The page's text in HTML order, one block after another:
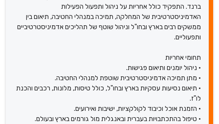
ברנד. התפקיד כולל אחריות על ניהול ותפעול הפעילות
האדמיניסטרטיבית של המחלקה, תמיכה במנהלי החטיבה, תיאום בין
ממשקים רבים בארץ ובחו"ל וניהול שוטף של תהליכים אדמיניסטרטיביים
ותפעוליים.
תחומי אחריות
• ניהול יומנים ותיאום פגישות.
• מתן תמיכה אדמיניסטרטיבית שוטפת למנהלי החטיבה.
• תיאום נסיעות עסקיות בארץ ובחו"ל, כולל טיסות, מלונות, רכבים והכנת
לו"ז.
• הזמנת אוכל וכיבוד לקולקציות, ישיבות ואירועים.
• טיפול בהתכתבויות בעברית ובאנגלית מול גורמים בארץ ובעולם.